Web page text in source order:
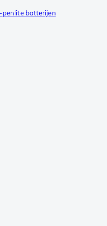
penlite batterijen